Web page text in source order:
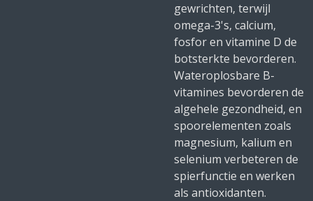
gewrichten, terwijl
omega-3's, calcium,
fosfor en vitamine D de
botsterkte bevorderen.
Wateroplosbare B-
vitamines bevorderen de
algehele gezondheid, en
spoorelementen zoals
magnesium, kalium en
selenium verbeteren de
spierfunctie en werken
als antioxidanten.